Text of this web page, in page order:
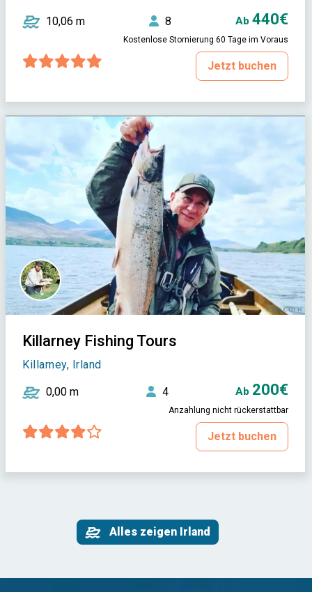
10,06 m 8 Ab 440€
Kostenlose Stornierung 60 Tage im Voraus
Jetzt buchen
Killarney Fishing Tours
Killarney, Irland
0,00 m 4 Ab 200€
Anzahlung nicht rückerstattbar
Jetzt buchen
Alles zeigen Irland